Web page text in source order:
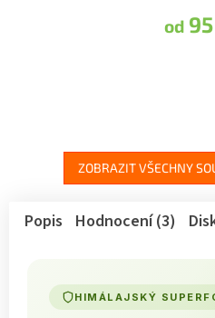
od
ZOBRAZIT VŠECHNY
Popis Hodnocení (3)
HIMÁLAJSKÝ